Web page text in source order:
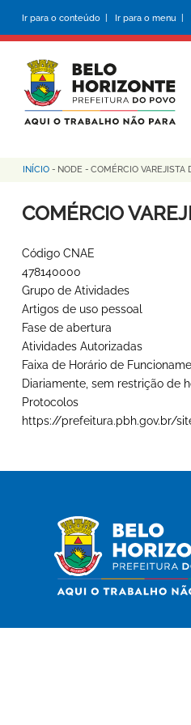
conteúdo
principal
Ir para o conteúdo | Ir para o menu |
Trilha
de
INÍCIO - NODE - COMÉRCIO VAREJISTA
COMÉRCIO
Código CNAE
478140000
Grupo de Atividades
Artigos de uso pessoal
Fase de abertura
Atividades Autorizadas
Faixa de Horário de
Diariamente, sem restrição de
Protocolos
https://prefeitura.pbh.gov.br/